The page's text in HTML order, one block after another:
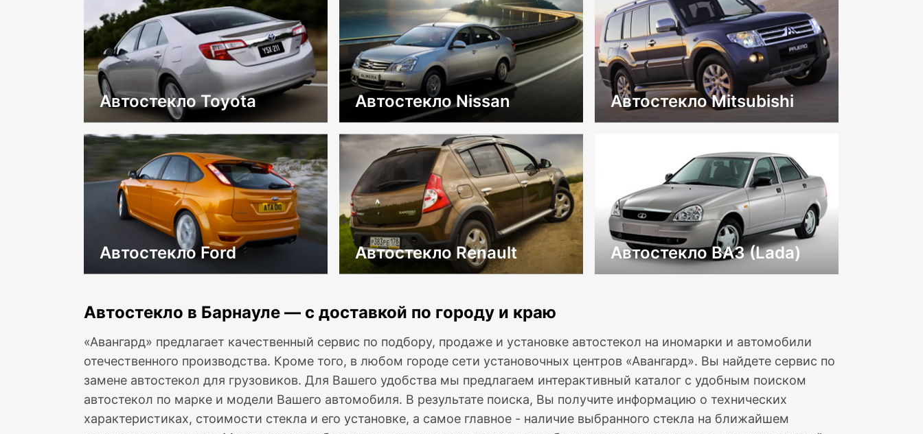
Автостекло Toyota Автостекло Nissan Автостекло Mitsubishi
Автостекло Ford Автостекло Renault Автостекло ВАЗ (Lada)
Автостекло в Барнауле — с доставкой по городу и краю
«Авангард» предлагает качественный сервис по подбору, продаже и установке автостекол на иномарки и автомобили
отечественного производства. Кроме того, в любом городе сети установочных центров «Авангард». Вы найдете сервис по
замене автостекол для грузовиков. Для Вашего удобства мы предлагаем интерактивный каталог с удобным поиском
автостекол по марке и модели Вашего автомобиля. В результате поиска, Вы получите информацию о технических
характеристиках, стоимости стекла и его установке, а самое главное - наличие выбранного стекла на ближайшем